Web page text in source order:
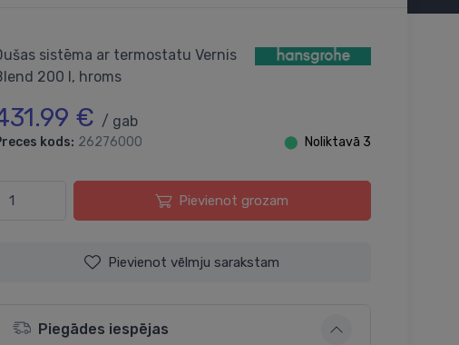
sistēma ar termostatu Vernis
200 I, hroms
€ / gab
kods: 26276000 ⬤ Noliktavā 3
Pievienot grozam
Pievienot vēlmju sarakstam
Piegādes iespējas